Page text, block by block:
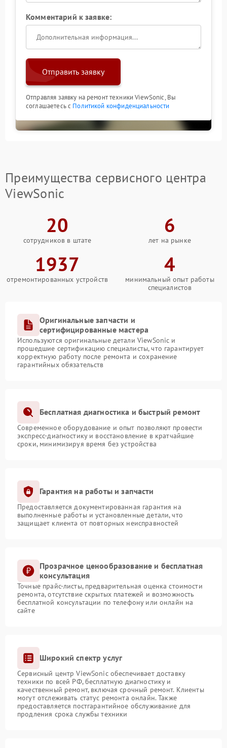
Комментарий к заявке:
Отправить заявку
Отправляя заявку на ремонт техники ViewSonic, Вы
соглашаетесь с Политикой конфиденциальности
Преимущества сервисного центра
ViewSonic
20
сотрудников в штате
6
лет на рынке
1937
отремонтированных устройств
4
минимальный опыт работы
специалистов
Оригинальные запчасти и
сертифицированные мастера
Используются оригинальные детали ViewSonic и
прошедшие сертификацию специалисты, что гарантирует
корректную работу после ремонта и сохранение
гарантийных обязательств
Бесплатная диагностика и быстрый ремонт
Современное оборудование и опыт позволяют провести
экспресс-диагностику и восстановление в кратчайшие
сроки, минимизируя время без устройства
Гарантия на работы и запчасти
Предоставляется документированная гарантия на
выполненные работы и установленные детали, что
защищает клиента от повторных неисправностей
Прозрачное ценообразование и бесплатная
консультация
Точные прайс-листы, предварительная оценка стоимости
ремонта, отсутствие скрытых платежей и возможность
бесплатной консультации по телефону или онлайн на
сайте
Широкий спектр услуг
Сервисный центр ViewSonic обеспечивает доставку
техники по всей РФ, бесплатную диагностику и
качественный ремонт, включая срочный ремонт. Клиенты
могут отслеживать статус ремонта онлайн. Также
предоставляется постгарантийное обслуживание для
продления срока службы техники